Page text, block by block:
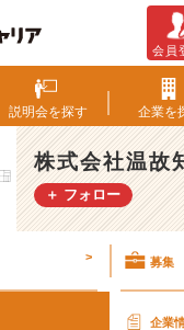
式
会
社
温
故
知
明
会員
説明会を探す 企業を
株式会社温故
＋ フォロー
> 募集
企業